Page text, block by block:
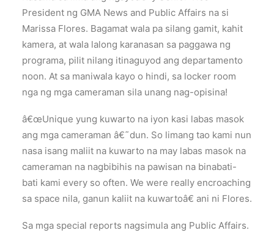
President ng GMA News and Public Affairs na si
Marissa Flores. Bagamat wala pa silang gamit, kahit
kamera, at wala lalong karanasan sa paggawa ng
programa, pilit nilang itinaguyod ang departamento
noon. At sa maniwala kayo o hindi, sa locker room
nga ng mga cameraman sila unang nag-opisina!
â€œUnique yung kuwarto na iyon kasi labas masok
ang mga cameraman â€˜dun. So limang tao kami nun
nasa isang maliit na kuwarto na may labas masok na
cameraman na nagbibihis na pawisan na binabati-
bati kami every so often. We were really encroaching
sa space nila, ganun kaliit na kuwartoâ€ ani ni Flores.
Sa mga special reports nagsimula ang Public Affairs.